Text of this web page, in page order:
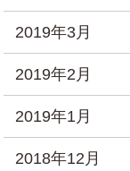
2019年3月
2019年2月
2019年1月
2018年12月